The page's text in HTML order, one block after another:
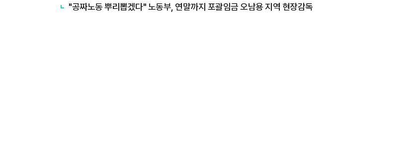
"공짜노동 뿌리뽑겠다" 노동부, 연말까지 포괄임금 오남용 지역 현장감독